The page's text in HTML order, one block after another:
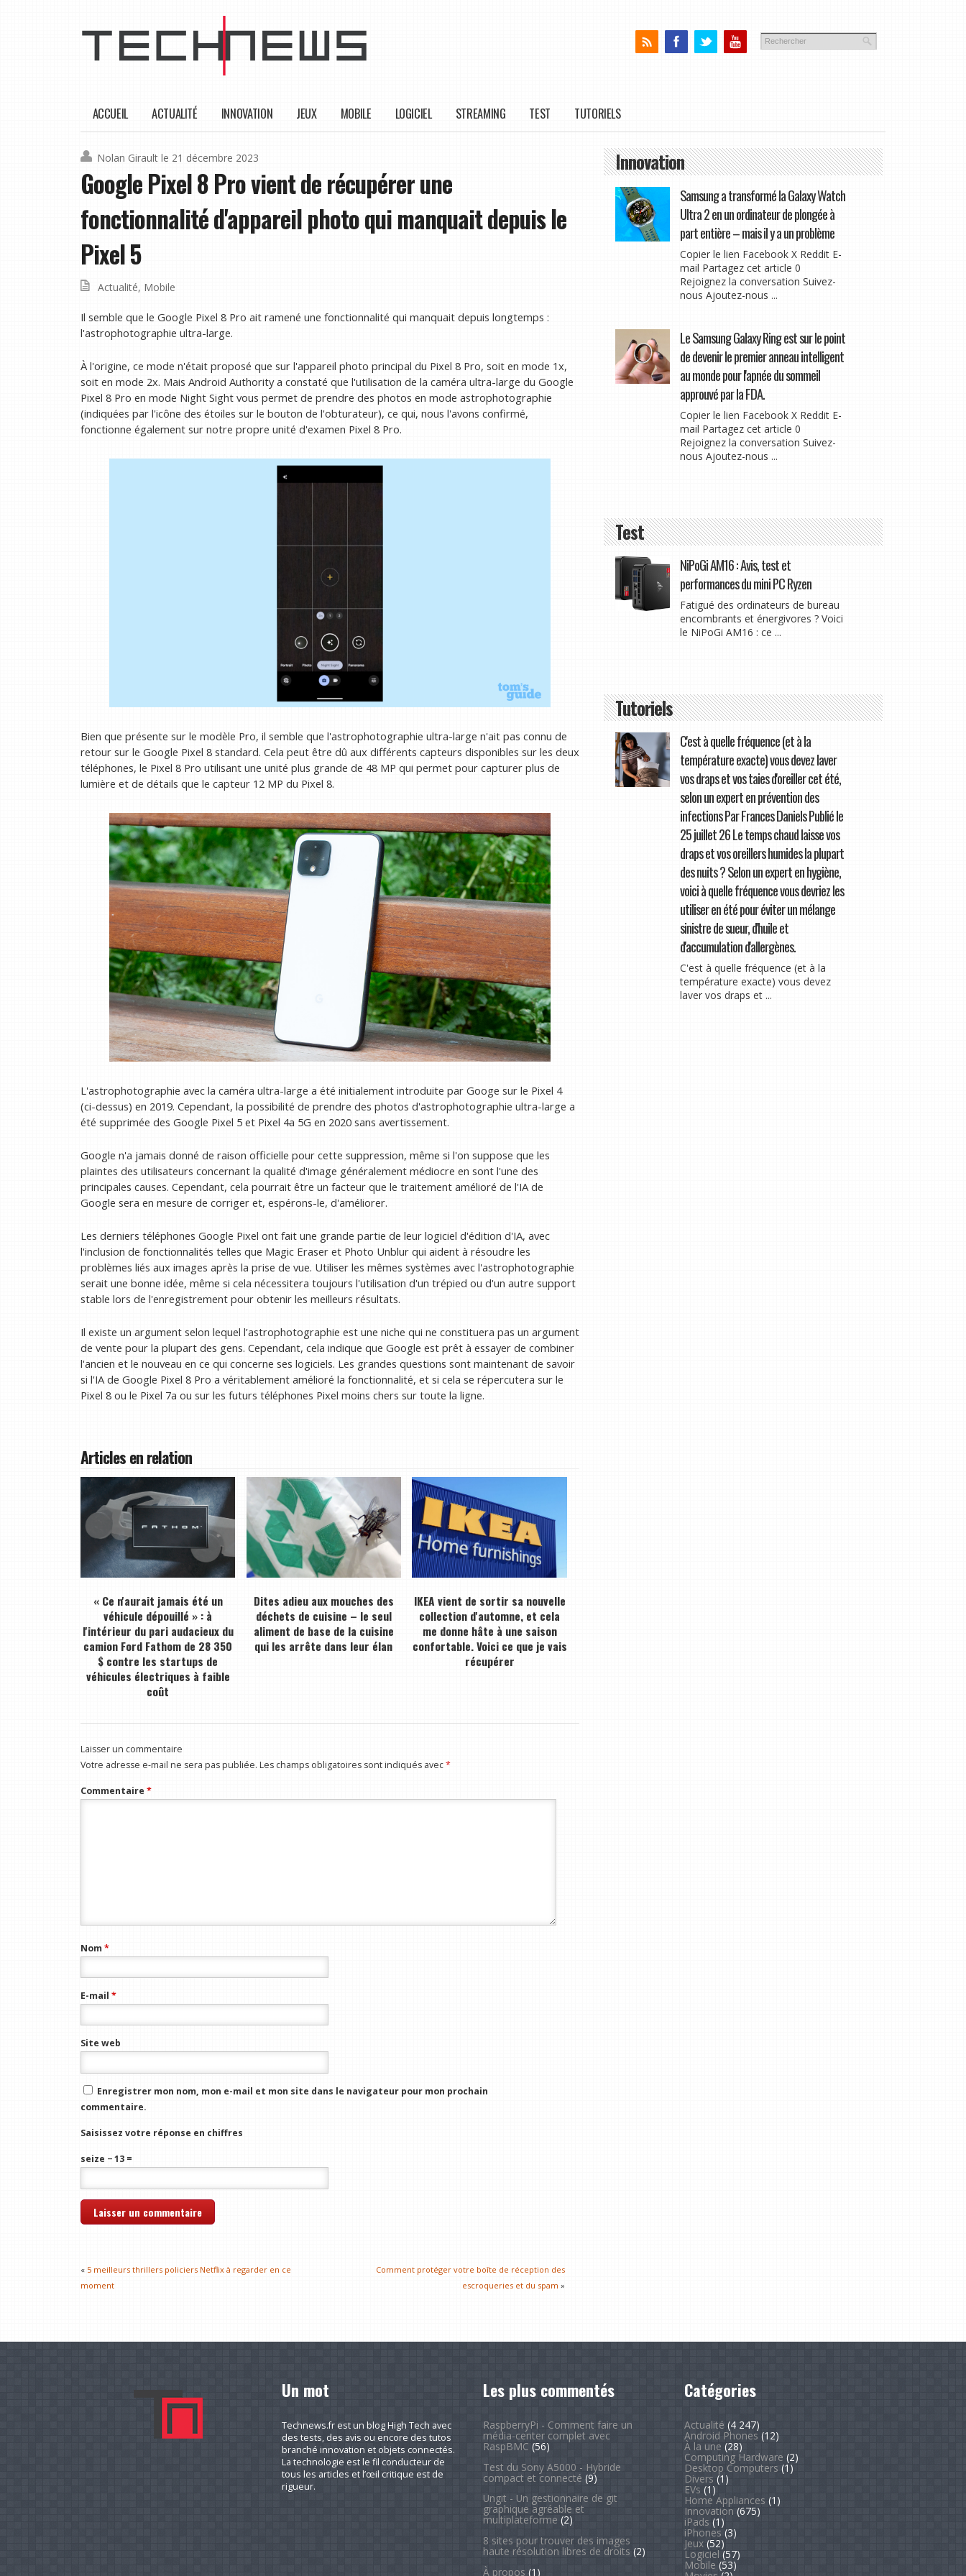
ACCUEIL ACTUALITÉ INNOVATION JEUX MOBILE LOGICIEL STREAMING TEST TUTORIELS
Nolan Girault le 21 décembre 2023
Google Pixel 8 Pro vient de récupérer une
fonctionnalité d'appareil photo qui manquait depuis le
Pixel 5
Actualité, Mobile
Il semble que le Google Pixel 8 Pro ait ramené une fonctionnalité qui manquait depuis longtemps :
l'astrophotographie ultra-large.
À l'origine, ce mode n'était proposé que sur l'appareil photo principal du Pixel 8 Pro, soit en mode 1x,
soit en mode 2x. Mais Android Authority a constaté que l'utilisation de la caméra ultra-large du Google
Pixel 8 Pro en mode Night Sight vous permet de prendre des photos en mode astrophotographie
(indiquées par l'icône des étoiles sur le bouton de l'obturateur), ce qui, nous l'avons confirmé,
fonctionne également sur notre propre unité d'examen Pixel 8 Pro.
Bien que présente sur le modèle Pro, il semble que l'astrophotographie ultra-large n'ait pas connu de
retour sur le Google Pixel 8 standard. Cela peut être dû aux différents capteurs disponibles sur les deux
téléphones, le Pixel 8 Pro utilisant une unité plus grande de 48 MP qui permet pour capturer plus de
lumière et de détails que le capteur 12 MP du Pixel 8.
L'astrophotographie avec la caméra ultra-large a été initialement introduite par Googe sur le Pixel 4
(ci-dessus) en 2019. Cependant, la possibilité de prendre des photos d'astrophotographie ultra-large a
été supprimée des Google Pixel 5 et Pixel 4a 5G en 2020 sans avertissement.
Google n'a jamais donné de raison officielle pour cette suppression, même si l'on suppose que les
plaintes des utilisateurs concernant la qualité d'image généralement médiocre en sont l'une des
principales causes. Cependant, cela pourrait être un facteur que le traitement amélioré de l'IA de
Google sera en mesure de corriger et, espérons-le, d'améliorer.
Les derniers téléphones Google Pixel ont fait une grande partie de leur logiciel d'édition d'IA, avec
l'inclusion de fonctionnalités telles que Magic Eraser et Photo Unblur qui aident à résoudre les
problèmes liés aux images après la prise de vue. Utiliser les mêmes systèmes avec l'astrophotographie
serait une bonne idée, même si cela nécessitera toujours l'utilisation d'un trépied ou d'un autre support
stable lors de l'enregistrement pour obtenir les meilleurs résultats.
Il existe un argument selon lequel l’astrophotographie est une niche qui ne constituera pas un argument
de vente pour la plupart des gens. Cependant, cela indique que Google est prêt à essayer de combiner
l'ancien et le nouveau en ce qui concerne ses logiciels. Les grandes questions sont maintenant de savoir
si l'IA de Google Pixel 8 Pro a véritablement amélioré la fonctionnalité, et si cela se répercutera sur le
Pixel 8 ou le Pixel 7a ou sur les futurs téléphones Pixel moins chers sur toute la ligne.
Articles en relation
« Ce n'aurait jamais été un
véhicule dépouillé » : à
l'intérieur du pari audacieux du
camion Ford Fathom de 28 350
$ contre les startups de
véhicules électriques à faible
coût
Dites adieu aux mouches des
déchets de cuisine – le seul
aliment de base de la cuisine
qui les arrête dans leur élan
IKEA vient de sortir sa nouvelle
collection d'automne, et cela
me donne hâte à une saison
confortable. Voici ce que je vais
récupérer
Laisser un commentaire
Votre adresse e-mail ne sera pas publiée. Les champs obligatoires sont indiqués avec*
Commentaire *
Nom*
E-mail *
Site web
Enregistrer mon nom, mon e-mail et mon site dans le navigateur pour mon prochain
commentaire.
Saisissez votre réponse en chiffres
seize − 13 =
« 5 meilleurs thrillers policiers Netflix à regarder en ce
moment
Comment protéger votre boîte de réception des
escroqueries et du spam »
Innovation
Samsung a transformé la Galaxy Watch
Ultra 2 en un ordinateur de plongée à
part entière – mais il y a un problème
Copier le lien Facebook X Reddit E-
mail Partagez cet article 0
Rejoignez la conversation Suivez-
nous Ajoutez-nous ...
Le Samsung Galaxy Ring est sur le point
de devenir le premier anneau intelligent
au monde pour l'apnée du sommeil
approuvé par la FDA.
Copier le lien Facebook X Reddit E-
mail Partagez cet article 0
Rejoignez la conversation Suivez-
nous Ajoutez-nous ...
Test
NiPoGi AM16 : Avis, test et
performances du mini PC Ryzen
Fatigué des ordinateurs de bureau
encombrants et énergivores ? Voici
le NiPoGi AM16 : ce ...
Tutoriels
C'est à quelle fréquence (et à la
température exacte) vous devez laver
vos draps et vos taies d'oreiller cet été,
selon un expert en prévention des
infections Par Frances Daniels Publié le
25 juillet 26 Le temps chaud laisse vos
draps et vos oreillers humides la plupart
des nuits ? Selon un expert en hygiène,
voici à quelle fréquence vous devriez les
utiliser en été pour éviter un mélange
sinistre de sueur, d'huile et
d'accumulation d'allergènes.
C'est à quelle fréquence (et à la
température exacte) vous devez
laver vos draps et ...
Un mot
Technews.fr est un blog High Tech avec
des tests, des avis ou encore des tutos
branché innovation et objets connectés.
La technologie est le fil conducteur de
tous les articles et l’œil critique est de
rigueur.
Les plus commentés
RaspberryPi - Comment faire un
média-center complet avec
RaspBMC (56)
Test du Sony A5000 - Hybride
compact et connecté (9)
Ungit - Un gestionnaire de git
graphique agréable et
multiplateforme (2)
8 sites pour trouver des images
haute résolution libres de droits (2)
À propos (1)
Catégories
Actualité (4 247)
Android Phones(12)
À la une (28)
Computing Hardware (2)
Desktop Computers (1)
Divers (1)
EVs (1)
Home Appliances (1)
Innovation (675)
iPads (1)
iPhones(3)
Jeux(52)
Logiciel (57)
Mobile (53)